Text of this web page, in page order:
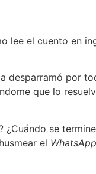
lee el cuento en
desparramó por
que lo
¿Cuándo se
el WhatsApp